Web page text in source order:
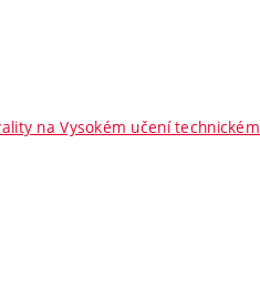
na Vysokém učení technickém